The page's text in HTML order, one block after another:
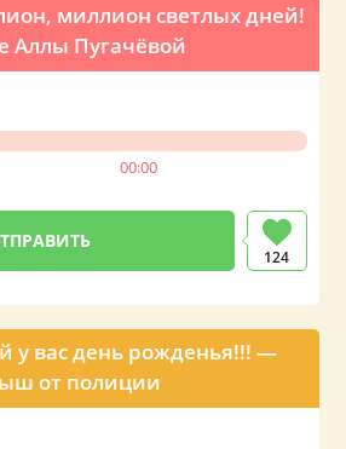
миллион светлых дней!
Аллы Пугачёвой
00:00
124
у вас день рожденья!!! —
от полиции